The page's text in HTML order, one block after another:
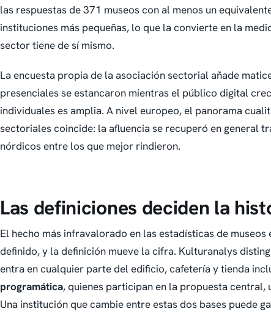
las respuestas de 371 museos con al menos un
instituciones más pequeñas, lo que la convierte en la
sector tiene de sí mismo.
La encuesta propia de la asociación sectorial añade
presenciales se estancaron mientras el público digital
individuales es amplia. A nivel europeo, el panorama
sectoriales coincide: la afluencia se recuperó en general
nórdicos entre los que mejor rindieron.
Las definiciones deciden la
El hecho más infravalorado en las estadísticas de museos
definido, y la definición mueve la cifra. Kulturanalys
entra en cualquier parte del edificio, cafetería y tienda
programática, quienes participan en la propuesta central,
Una institución que cambie entre estas dos bases puede